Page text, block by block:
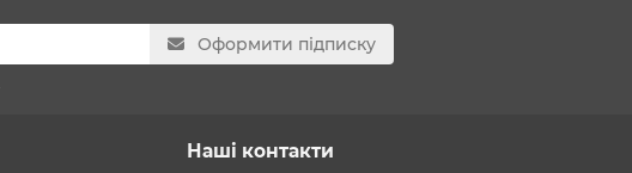
Оформити підписку
Наші контакти